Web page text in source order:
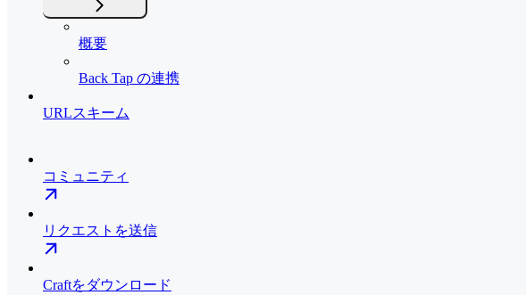
概要
Back Tap の連携
URLスキーム
コミュニティ
リクエストを送信
Craftをダウンロード